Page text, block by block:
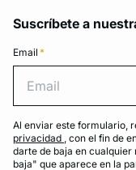
Suscríbete a
Email *
Al enviar este formulario,
privacidad , con el fin de
darte de baja en
baja" que aparece en la